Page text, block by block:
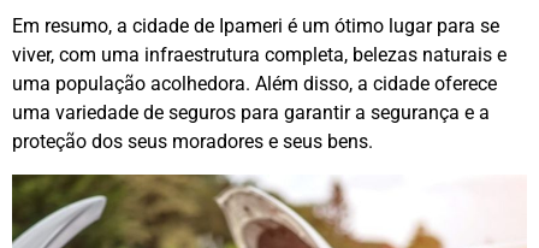
Em resumo, a cidade de Ipameri é um ótimo lugar para se
viver, com uma infraestrutura completa, belezas naturais e
uma população acolhedora. Além disso, a cidade oferece
uma variedade de seguros para garantir a segurança e a
proteção dos seus moradores e seus bens.